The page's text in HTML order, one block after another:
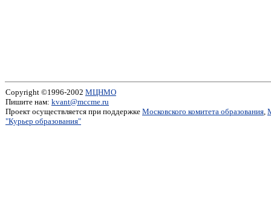
Copyright ©1996-2002 МЦНМО
Пишите нам: kvant@mccme.ru
Проект осуществляется при поддержке Московского комитета образования,
"Курьер образования"